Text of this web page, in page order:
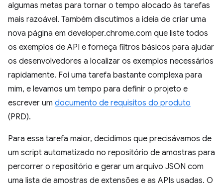
algumas metas para tornar o tempo alocado às tarefas
mais razoável. Também discutimos a ideia de criar uma
nova página em developer.chrome.com que liste todos
os exemplos de API e forneça filtros básicos para ajudar
os desenvolvedores a localizar os exemplos necessários
rapidamente. Foi uma tarefa bastante complexa para
mim, e levamos um tempo para definir o projeto e
escrever um documento de requisitos do produto
(PRD).
Para essa tarefa maior, decidimos que precisávamos de
um script automatizado no repositório de amostras para
percorrer o repositório e gerar um arquivo JSON com
uma lista de amostras de extensões e as APIs usadas. O